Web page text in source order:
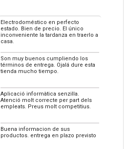
Electrodoméstico en perfecto
estado. Bien de precio. El único
inconveniente la tardanza en traerlo a
casa.
Son muy buenos cumpliendo los
términos de entrega. Ojalá dure esta
tienda mucho tiempo.
Aplicació informàtica senzilla.
Atenció molt correcte per part dels
empleats. Preus molt competitius.
Buena informacion de sus
productos. entrega en plazo previsto